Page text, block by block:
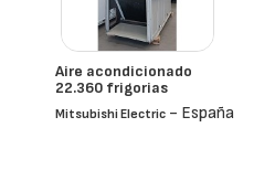
Aire acondicionado
22.360 frigorias
Mitsubishi Electric - España